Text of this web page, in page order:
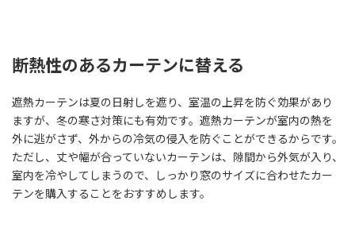
断熱性のあるカーテンに替える
遮熱カーテンは夏の日射しを遮り、室温の上昇を防ぐ効果があり
ますが、冬の寒さ対策にも有効です。遮熱カーテンが室内の熱を
外に逃がさず、外からの冷気の侵入を防ぐことができるからです。
ただし、丈や幅が合っていないカーテンは、隙間から外気が入り、
室内を冷やしてしまうので、しっかり窓のサイズに合わせたカー
テンを購入することをおすすめします。